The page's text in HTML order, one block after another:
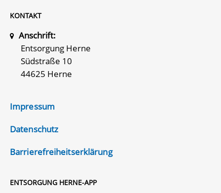
KONTAKT
Anschrift:
Entsorgung Herne
Südstraße 10
44625 Herne
Impressum
Datenschutz
Barrierefreiheitserklärung
ENTSORGUNG HERNE-APP